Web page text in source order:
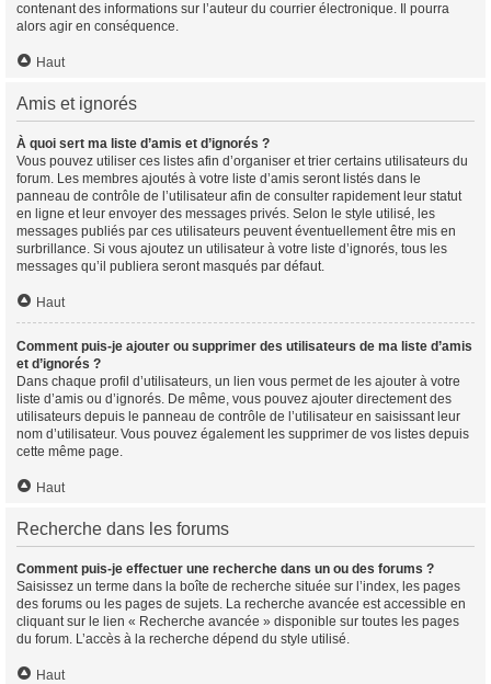
contenant des informations sur l’auteur du courrier électronique. Il pourra
alors agir en conséquence.
Haut
Amis et ignorés
À quoi sert ma liste d’amis et d’ignorés ?
Vous pouvez utiliser ces listes afin d’organiser et trier certains utilisateurs du
forum. Les membres ajoutés à votre liste d’amis seront listés dans le
panneau de contrôle de l’utilisateur afin de consulter rapidement leur statut
en ligne et leur envoyer des messages privés. Selon le style utilisé, les
messages publiés par ces utilisateurs peuvent éventuellement être mis en
surbrillance. Si vous ajoutez un utilisateur à votre liste d’ignorés, tous les
messages qu’il publiera seront masqués par défaut.
Haut
Comment puis-je ajouter ou supprimer des utilisateurs de ma liste d’amis
et d’ignorés ?
Dans chaque profil d’utilisateurs, un lien vous permet de les ajouter à votre
liste d’amis ou d’ignorés. De même, vous pouvez ajouter directement des
utilisateurs depuis le panneau de contrôle de l’utilisateur en saisissant leur
nom d’utilisateur. Vous pouvez également les supprimer de vos listes depuis
cette même page.
Haut
Recherche dans les forums
Comment puis-je effectuer une recherche dans un ou des forums ?
Saisissez un terme dans la boîte de recherche située sur l’index, les pages
des forums ou les pages de sujets. La recherche avancée est accessible en
cliquant sur le lien « Recherche avancée » disponible sur toutes les pages
du forum. L’accès à la recherche dépend du style utilisé.
Haut